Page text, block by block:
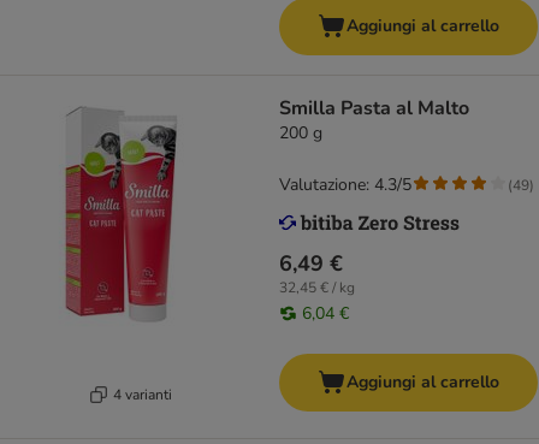
Aggiungi al carrello
4 varianti
Smilla Pasta al Malto
200 g
6,49 €
32,45 € / kg
6,04 €
Valutazione: 4.3/5 (49)
Aggiungi al carrello